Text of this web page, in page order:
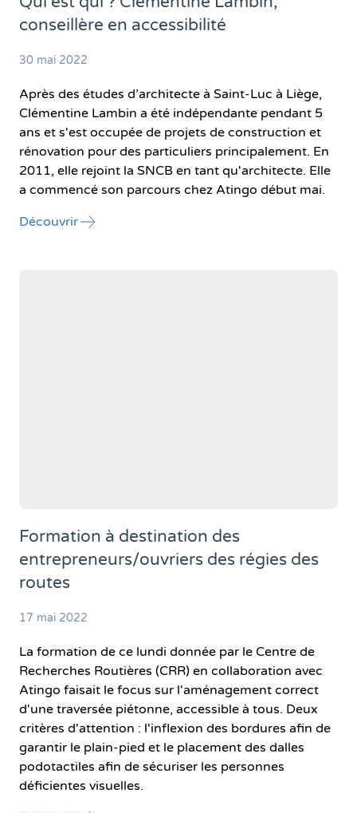
conseillère en accessibilité
30 mai 2022
Après des études d’architecte à Saint-Luc à Liège,
Clémentine Lambin a été indépendante pendant 5
ans et s'est occupée de projets de construction et
rénovation pour des particuliers principalement. En
2011, elle rejoint la SNCB en tant qu'architecte. Elle
a commencé son parcours chez Atingo début mai.
Découvrirl'article "Qui est qui ? Clémentine Lambin,
Formation à destination des
entrepreneurs/ouvriers des régies des
routes
17 mai 2022
La formation de ce lundi donnée par le Centre de
Recherches Routières (CRR) en collaboration avec
Atingo faisait le focus sur l'aménagement correct
d'une traversée piétonne, accessible à tous. Deux
critères d'attention : l'inflexion des bordures afin de
garantir le plain-pied et le placement des dalles
podotactiles afin de sécuriser les personnes
déficientes visuelles.